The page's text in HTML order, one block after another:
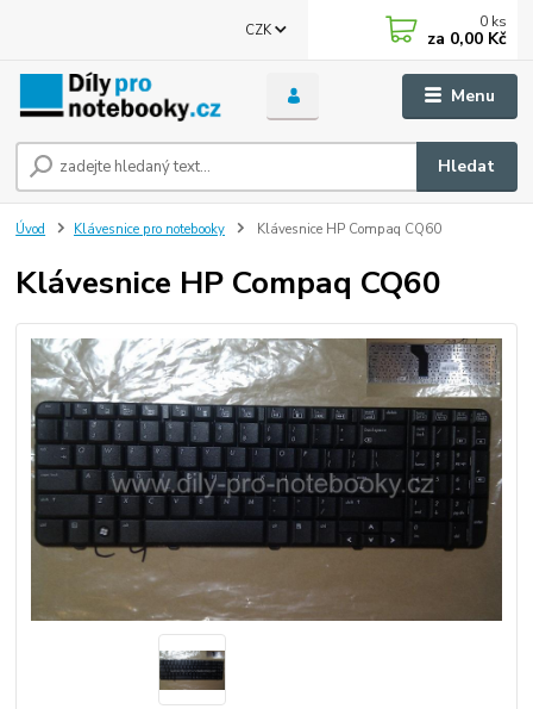
Menu
CZK
Hledat
0 ks
za 0,00 Kč
Úvod Klávesnice pro notebooky Klávesnice HP Compaq CQ60
Klávesnice HP Compaq CQ60